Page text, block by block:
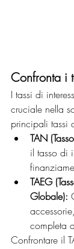
Confronta i
I tassi di
cruciale nella
principali tassi
TAN
il tasso di
TAEG
Globale):
completa
Confrontare il